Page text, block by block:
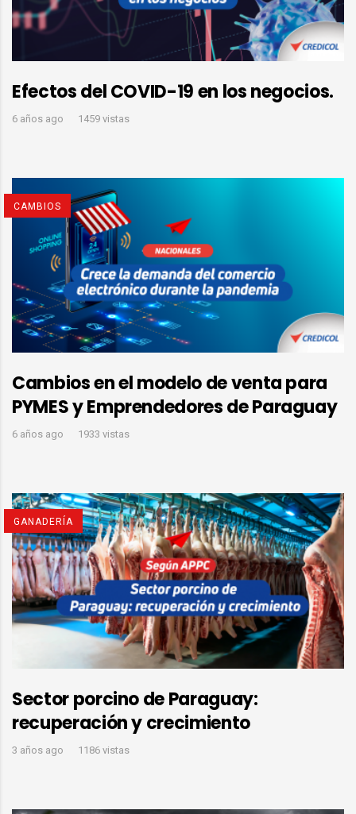
Efectos del COVID-19 en los negocios.
6 años ago 1459 vistas
CAMBIOS
Cambios en el modelo de venta para
PYMES y Emprendedores de Paraguay
6 años ago 1933 vistas
GANADERÍA
Sector porcino de Paraguay:
recuperación y crecimiento
3 años ago 1186 vistas